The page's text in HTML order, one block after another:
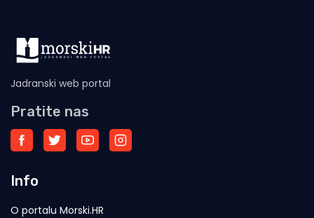
Jadranski web portal
Pratite nas
Info
O portalu Morski.HR